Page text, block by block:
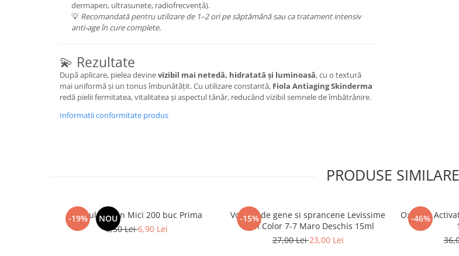
dermapen, ultrasunete, radiofrecvență).
💡 Recomandată pentru utilizare de 1–2 ori pe săptămână sau ca tratament intensiv
anti-age în cure complete.
💫 Rezultate
După aplicare, pielea devinevizibil mai netedă, hidratată și luminoasă, cu o textură
mai uniformă și un tonus îmbunătățit. Cu utilizare constantă, Fiola Antiaging Skinderma
redă pielii fermitatea, vitalitatea și aspectul tânăr, reducând vizibil semnele de îmbătrânire.
Informatii conformitate produs
PRODUSE SIMILARE
-19% NOU
Spatule Lemn Mici 200 buc Prima
8,50 Lei6,90 Lei
-15%
Vopsea de gene si sprancene Levissime
Lash Color 7-7 Maro Deschis 15ml
27,00 Lei23,00 Lei
-46%
Oxidant